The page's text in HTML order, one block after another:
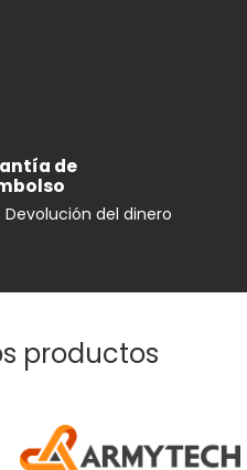
de
Devolución del dinero
productos